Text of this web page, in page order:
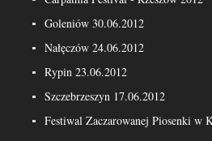
Goleniów 30.06.2012
Nałęczów 24.06.2012
Rypin 23.06.2012
Szczebrzeszyn 17.06.2012
Festiwal Zaczarowanej Piosenki w